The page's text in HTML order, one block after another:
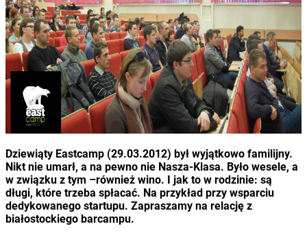
Dziewiąty Eastcamp (29.03.2012) był wyjątkowo familijny.
Nikt nie umarł, a na pewno nie Nasza-Klasa. Było wesele, a
w związku z tym –również wino. I jak to w rodzinie: są
długi, które trzeba spłacać. Na przykład przy wsparciu
dedykowanego startupu. Zapraszamy na relację z
białostockiego barcampu.